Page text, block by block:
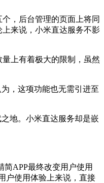
，后台管理的页面上将同
来说，小米直达服务不影
上有着极大的限制，虽然
，这项功能也无需引进至
地。小米直达服务却是嵌
APP最终改变用户使用
户使用体验上来说，直接